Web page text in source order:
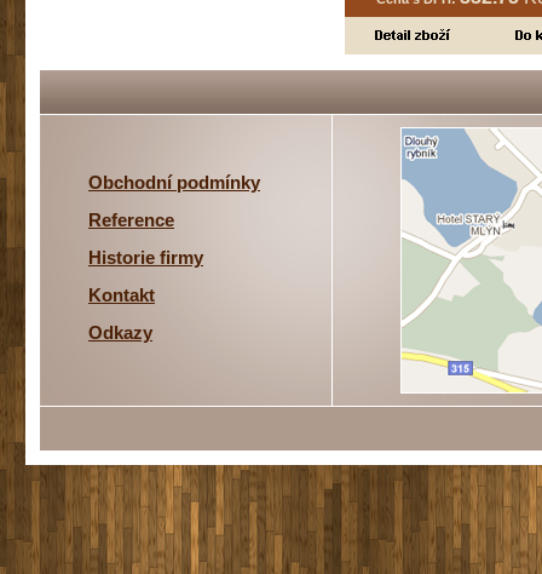
Obchodní podmínky
Reference
Historie firmy
Kontakt
Odkazy